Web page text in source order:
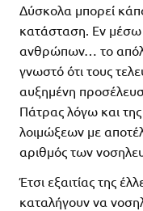
Δύσκολα μπορεί
κατάσταση. Εν μέσω
ανθρώπων… το
γνωστό ότι τους
αυξημένη
Πάτρας λόγω και
λοιμώξεων με
αριθμός των
Έτσι εξαιτίας της
καταλήγουν να